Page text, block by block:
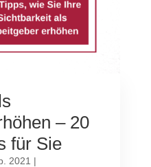
– 20
für Sie
2021 |